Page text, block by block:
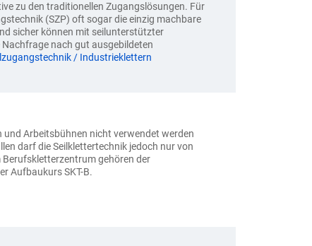
zu den traditionellen Zugangslösungen. Für
(SZP) oft sogar die einzig machbare
sicher können mit seilunterstützter
nach gut ausgebildeten
/ Industrieklettern
Arbeitsbühnen nicht verwendet werden
darf die Seilklettertechnik jedoch nur von
gehören der
Aufbaukurs SKT-B.